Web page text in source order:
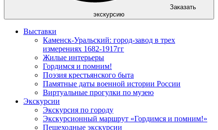
Заказать
экскурсию
Выставки
Каменск-Уральский: город-завод в трех
измерениях 1682-1917гг
Жилые интерьеры
Гордимся и помним!
Поэзия крестьянского быта
Памятные даты военной истории России
Виртуальные прогулки по музею
Экскурсии
Экскурсия по городу
Экскурсионный маршрут «Гордимся и помним!»
Пешеходные экскурсии